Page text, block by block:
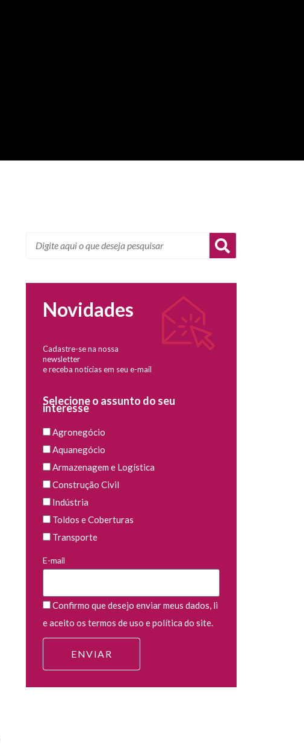
Novidades
Cadastre-se na nossa
newsletter
e receba notícias em seu e-mail
Selecione o assunto do seu
interesse
Agronegócio
Aquanegócio
Armazenagem e Logística
Construção Civil
Indústria
Toldos e Coberturas
Transporte
E-mail
Confirmo que desejo enviar meus dados, li
e aceito os termos de uso e política do site.